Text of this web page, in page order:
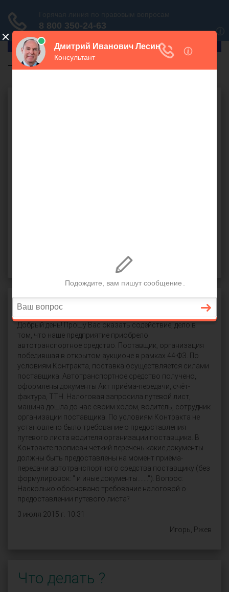
ГлавПрав
ТТН
Акт приема-передачи
Добрый день! Прошу Вас оказать содействие, дело в
том, что наше предприятие приобрело
автотранспортное средство. Поставщик, организация
победившая в открытом аукционе в рамках 44-ФЗ. По
условиям Контракта, поставка осуществляется силами
поставщика. Автотранспортное средство получено,
оформлены документы Акт приёма-передачи, счёт-
фактура, ТТН. Налоговая запросила путевой лист,
машина дошла до нас своим ходом, водитель, сотрудник
организации поставщика. По условиям Контракта не
установлено было требование о предоставления
путевого листа водителя организации поставщика. В
Контракте прописан чёткий перечень какие документы
должны быть предоставлены на момент приёма-
передачи автотранспортного средства поставщику (без
формулировок: " и иные документы......."). Вопрос:
Насколько обосновано требование налоговой о
предоставлении путевого листа?
3 июля 2015 г. 10:31
Игорь, Ржев
Что делать ?